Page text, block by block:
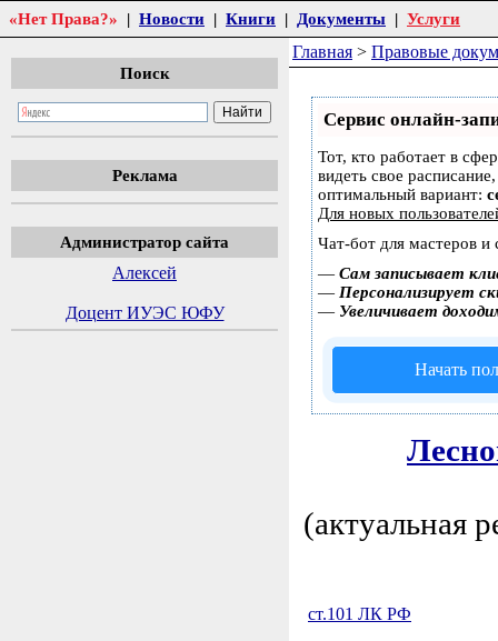
«Нет Права?» | Новости | Книги | Документы | Услуги
Поиск
Реклама
Администратор сайта
Алексей
Доцент ИУЭС ЮФУ
Главная > Правовые
Сервис онлайн-
Тот, кто работает в
видеть свое
оптимальный вариант:
Для новых
Чат-бот для мастеров и
— Сам записывает
— Персонализирует
— Увеличивает
Начать
(актуальная
ст.101 ЛК РФ